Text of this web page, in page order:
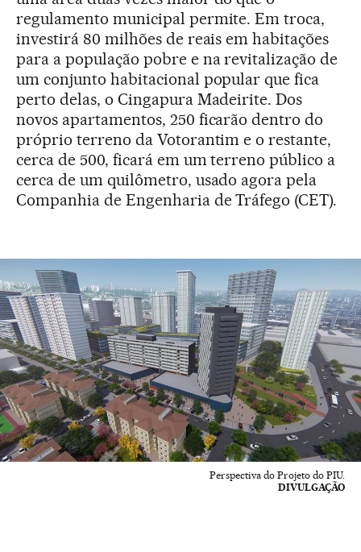
regulamento municipal permite. Em troca,
investirá 80 milhões de reais em habitações
para a população pobre e na revitalização de
um conjunto habitacional popular que fica
perto delas, o Cingapura Madeirite. Dos
novos apartamentos, 250 ficarão dentro do
próprio terreno da Votorantim e o restante,
cerca de 500, ficará em um terreno público a
cerca de um quilômetro, usado agora pela
Companhia de Engenharia de Tráfego (CET).
Perspectiva do Projeto do PIU.
DIVULGAÇÃO